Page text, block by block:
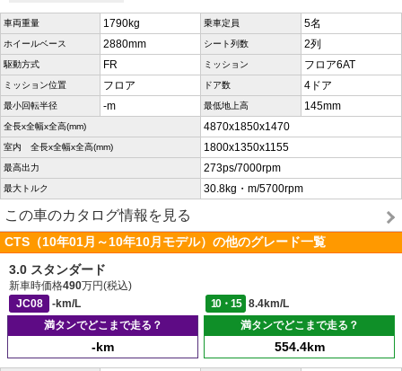
車両重量 1790kg 乗車定員 5名
ホイールベース 2880mm シート列数 2列
駆動方式 FR ミッション フロア6AT
ミッション位置 フロア ドア数 4ドア
最小回転半径 -m 最低地上高 145mm
全長x全幅x全高(mm) 4870x1850x1470
室内 全長x全幅x全高(mm) 1800x1350x1155
最高出力 273ps/7000rpm
最大トルク 30.8kg・m/5700rpm
この車のカタログ情報を見る
CTS（10年01月～10年10月モデル）の他のグレード一覧
3.0 スタンダード
新車時価格490万円(税込)
JC08
-km/L 10・15
8.4km/L
満タンでどこまで走る？
-km
満タンでどこまで走る？
554.4km